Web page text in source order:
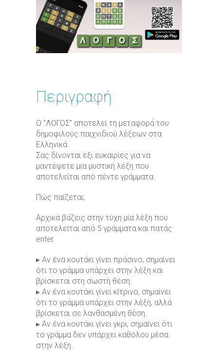
Περιγραφή
O “ΛΟΓΟΣ” αποτελεί τη μεταφορά του
δημοφιλούς παιχνιδιού λέξεων στα
Ελληνικά.
Σας δίνονται έξι ευκαιρίες για να
μαντέψετε μια μυστική λέξη που
αποτελείται από πέντε γράμματα.
Πώς παίζεται;
Αρχικά βάζεις στην τύχη μία λέξη που
αποτελείται από 5 γράμματα και πατάς
enter.
▸ Αν ένα κουτάκι γίνει πράσινο, σημαίνει
ότι το γράμμα υπάρχει στην λέξη και
βρίσκεται στη σωστή θέση.
▸ Αν ένα κουτάκι γίνει κίτρινο, σημαίνει
ότι το γράμμα υπάρχει στην λέξη, αλλά
βρίσκεται σε λανθασμένη θέση.
▸ Αν ένα κουτάκι γίνει γκρι, σημαίνει ότι
το γράμμα δεν υπάρχει καθόλου μέσα
στην λέξη.